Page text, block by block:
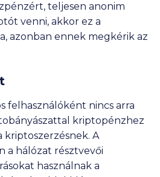
teljesen anonim
venni, akkor ez a
azonban ennek megkérik az
felhasználóként nincs arra
kriptopénzhez
kriptoszerzésnek. A
a hálózat résztvevői
használnak a